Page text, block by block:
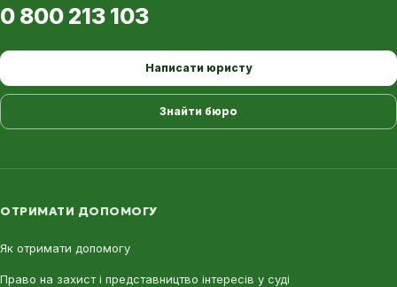
0 800 213 103
Написати юристу
Знайти бюро
ОТРИМАТИ ДОПОМОГУ
Як отримати допомогу
Право на захист і представництво інтересів у суді